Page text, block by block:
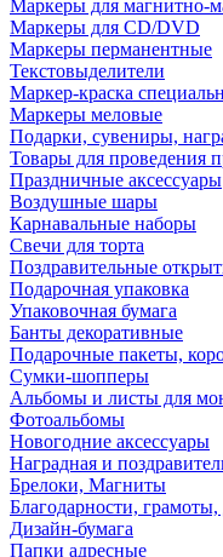
Маркеры для магнитно-
Маркеры для CD/DVD
Маркеры перманентные
Текстовыделители
Маркер-краска
Маркеры меловые
Подарки, сувениры,
Товары для проведения
Праздничные аксессуары
Воздушные шары
Карнавальные наборы
Свечи для торта
Поздравительные
Подарочная упаковка
Упаковочная бумага
Банты декоративные
Подарочные пакеты,
Сумки-шопперы
Альбомы и листы для
Фотоальбомы
Новогодние аксессуары
Наградная и
Брелоки, Магниты
Благодарности,
Дизайн-бумага
Папки адресные